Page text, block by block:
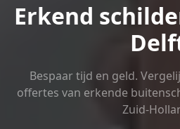
Erkend
Bespaar tijd en geld.
offertes van erkende
Zuid-